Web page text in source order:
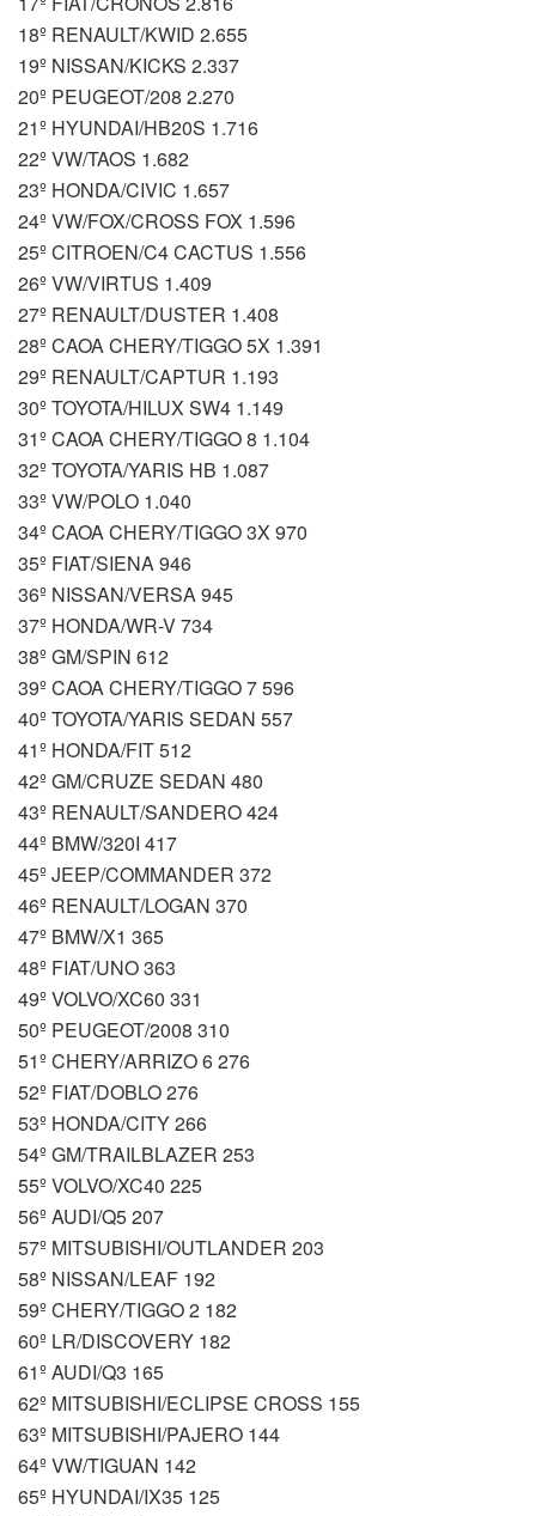
18º RENAULT/KWID 2.655
19º NISSAN/KICKS 2.337
20º PEUGEOT/208 2.270
21º HYUNDAI/HB20S 1.716
22º VW/TAOS 1.682
23º HONDA/CIVIC 1.657
24º VW/FOX/CROSS FOX 1.596
25º CITROEN/C4 CACTUS 1.556
26º VW/VIRTUS 1.409
27º RENAULT/DUSTER 1.408
28º CAOA CHERY/TIGGO 5X 1.391
29º RENAULT/CAPTUR 1.193
30º TOYOTA/HILUX SW4 1.149
31º CAOA CHERY/TIGGO 8 1.104
32º TOYOTA/YARIS HB 1.087
33º VW/POLO 1.040
34º CAOA CHERY/TIGGO 3X 970
35º FIAT/SIENA 946
36º NISSAN/VERSA 945
37º HONDA/WR-V 734
38º GM/SPIN 612
39º CAOA CHERY/TIGGO 7 596
40º TOYOTA/YARIS SEDAN 557
41º HONDA/FIT 512
42º GM/CRUZE SEDAN 480
43º RENAULT/SANDERO 424
44º BMW/320I 417
45º JEEP/COMMANDER 372
46º RENAULT/LOGAN 370
47º BMW/X1 365
48º FIAT/UNO 363
49º VOLVO/XC60 331
50º PEUGEOT/2008 310
51º CHERY/ARRIZO 6 276
52º FIAT/DOBLO 276
53º HONDA/CITY 266
54º GM/TRAILBLAZER 253
55º VOLVO/XC40 225
56º AUDI/Q5 207
57º MITSUBISHI/OUTLANDER 203
58º NISSAN/LEAF 192
59º CHERY/TIGGO 2 182
60º LR/DISCOVERY 182
61º AUDI/Q3 165
62º MITSUBISHI/ECLIPSE CROSS 155
63º MITSUBISHI/PAJERO 144
64º VW/TIGUAN 142
65º HYUNDAI/IX35 125